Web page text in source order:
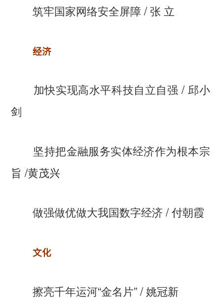
筑牢国家网络安全屏障/ 张 立
经济
加快实现高水平科技自立自强 / 邱小
剑
坚持把金融服务实体经济作为根本宗
旨 /黄茂兴
做强做优做大我国数字经济/ 付朝霞
文化
擦亮千年运河“金名片”/ 姚冠新